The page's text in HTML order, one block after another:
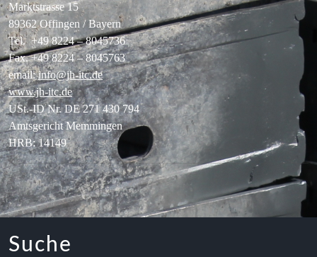
Marktstrasse 15
89362 Offingen / Bayern
Tel. +49 8224 – 8045736
Fax. +49 8224 – 8045763
email:info@jh-itc.de
www.jh-itc.de
USt.-ID Nr. DE 271 430 794
Amtsgericht Memmingen
HRB: 14149
Suche